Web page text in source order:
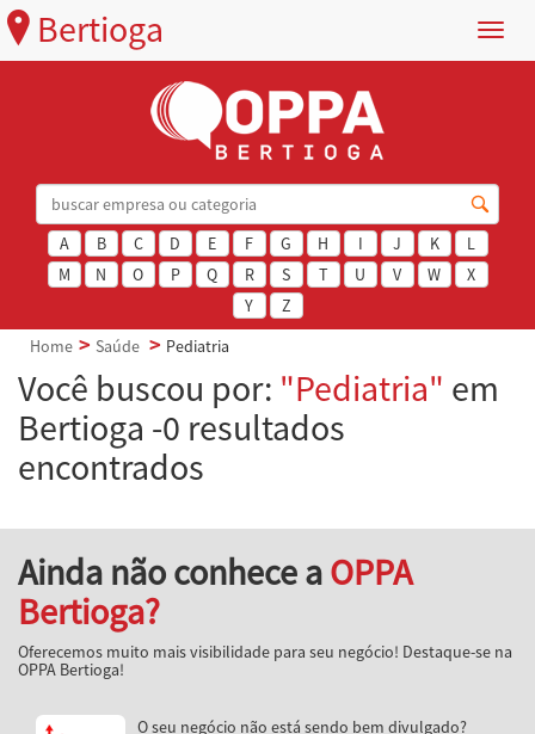
Menu
Bertioga
A B C D E F G H I J K
L
M
N O P Q R S T U V W
X
Y
Z
Home
Saúde Pediatria
Você buscou por: "Pediatria" em
Bertioga -0 resultados
encontrados
Ainda não conhece aOPPA
Bertioga?
Oferecemos muito mais visibilidade para seu negócio! Destaque-se na
OPPA Bertioga!
O seu negócio não está sendo bem divulgado?